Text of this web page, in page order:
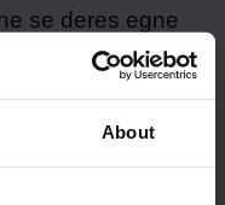
About
se deres egne
om den
noter, der
Du kan også
via app’en, og